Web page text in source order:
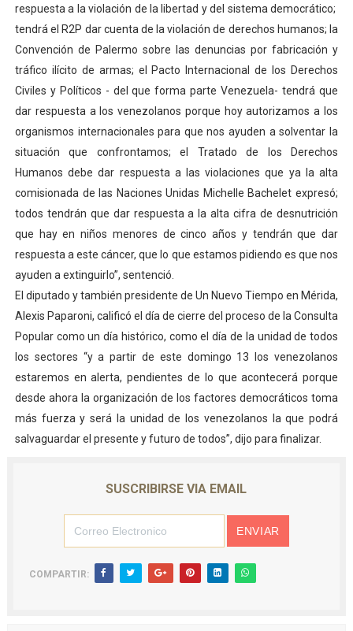
respuesta a la violación de la libertad y del sistema democrático;
tendrá el R2P dar cuenta de la violación de derechos humanos; la
Convención de Palermo sobre las denuncias por fabricación y
tráfico ilícito de armas; el Pacto Internacional de los Derechos
Civiles y Políticos - del que forma parte Venezuela- tendrá que
dar respuesta a los venezolanos porque hoy autorizamos a los
organismos internacionales para que nos ayuden a solventar la
situación que confrontamos; el Tratado de los Derechos
Humanos debe dar respuesta a las violaciones que ya la alta
comisionada de las Naciones Unidas Michelle Bachelet expresó;
todos tendrán que dar respuesta a la alta cifra de desnutrición
que hay en niños menores de cinco años y tendrán que dar
respuesta a este cáncer, que lo que estamos pidiendo es que nos
ayuden a extinguirlo”, sentenció.
El diputado y también presidente de Un Nuevo Tiempo en Mérida,
Alexis Paparoni, calificó el día de cierre del proceso de la Consulta
Popular como un día histórico, como el día de la unidad de todos
los sectores “y a partir de este domingo 13 los venezolanos
estaremos en alerta, pendientes de lo que acontecerá porque
desde ahora la organización de los factores democráticos toma
más fuerza y será la unidad de los venezolanos la que podrá
salvaguardar el presente y futuro de todos”, dijo para finalizar.
SUSCRIBIRSE VIA EMAIL
COMPARTIR: